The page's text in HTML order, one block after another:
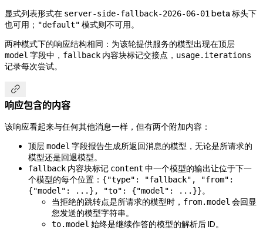
显式列表形式在 server-side-fallback-2026-06-01 beta 标头下
也可用； "default" 模式则不可用。
两种模式下的响应结构相同：为该轮提供服务的模型出现在顶层
model 字段中， fallback 内容块标记交接点， usage.iterations
记录每次尝试。

响应包含的内容
该响应看起来与任何其他消息一样，但有两个附加内容：
顶层model 字段报告生成所返回消息的模型，无论是所请求的
模型还是回退模型。
fallback 内容块标记 content 中一个模型的输出让位于下一
个模型的每个位置： {"type": "fallback", "from":
{"model": ...}, "to": {"model": ...}}。
当拒绝的跳转点是所请求的模型时， from.model 会回显
您发送的模型字符串。
to.model 始终是继续作答的模型的解析后 ID。